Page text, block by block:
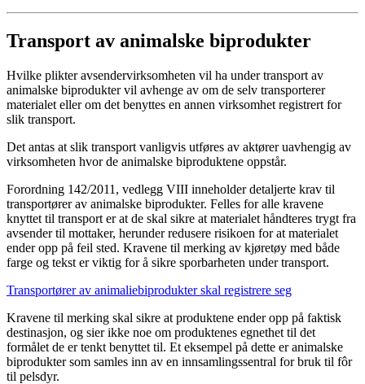
Transport av animalske biprodukter
Hvilke plikter avsendervirksomheten vil ha under transport av
animalske biprodukter vil avhenge av om de selv transporterer
materialet eller om det benyttes en annen virksomhet registrert for
slik transport.
Det antas at slik transport vanligvis utføres av aktører uavhengig av
virksomheten hvor de animalske biproduktene oppstår.
Forordning 142/2011, vedlegg VIII inneholder detaljerte krav til
transportører av animalske biprodukter. Felles for alle kravene
knyttet til transport er at de skal sikre at materialet håndteres trygt fra
avsender til mottaker, herunder redusere risikoen for at materialet
ender opp på feil sted. Kravene til merking av kjøretøy med både
farge og tekst er viktig for å sikre sporbarheten under transport.
Transportører av animaliebiprodukter skal registrere seg
Kravene til merking skal sikre at produktene ender opp på faktisk
destinasjon, og sier ikke noe om produktenes egnethet til det
formålet de er tenkt benyttet til. Et eksempel på dette er animalske
biprodukter som samles inn av en innsamlingssentral for bruk til fôr
til pelsdyr.